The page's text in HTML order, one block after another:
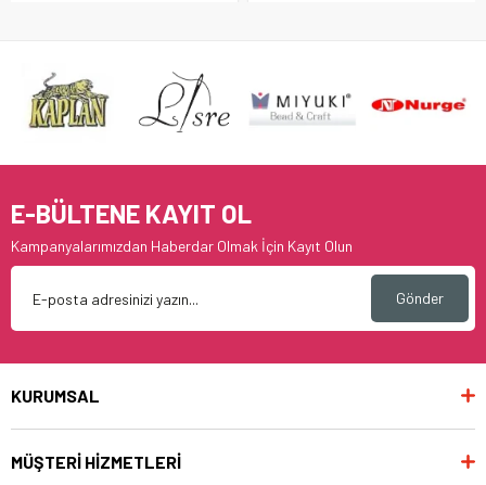
E-BÜLTENE KAYIT OL
Kampanyalarımızdan Haberdar Olmak İçin Kayıt Olun
Gönder
KURUMSAL
MÜŞTERİ HİZMETLERİ